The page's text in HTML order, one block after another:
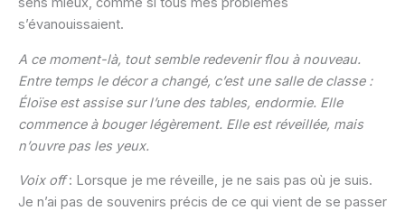
s’évanouissaient.
A ce moment-là, tout semble redevenir flou à nouveau.
Entre temps le décor a changé, c’est une salle de classe :
Éloïse est assise sur l’une des tables, endormie. Elle
commence à bouger légèrement. Elle est réveillée, mais
n’ouvre pas les yeux.
Voix off: Lorsque je me réveille, je ne sais pas où je suis.
Je n’ai pas de souvenirs précis de ce qui vient de se passer